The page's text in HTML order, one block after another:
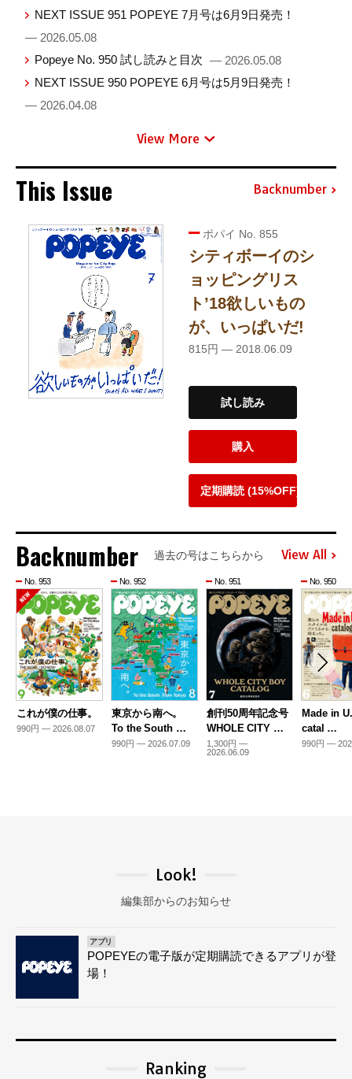
NEXT ISSUE 951 POPEYE 7月号は6月9日発売！
— 2026.05.08
Popeye No. 950 試し読みと目次 — 2026.05.08
NEXT ISSUE 950 POPEYE 6月号は5月9日発売！
— 2026.04.08
View More
This Issue Backnumber
ポパイ No. 855
シティボーイのシ
ョッピングリス
ト’18欲しいもの
が、いっぱいだ!
815円 — 2018.06.09
試し読み
購入
定期購読 (15%OFF)
Backnumber 過去の号はこちらから View All
No. 953
これが僕の仕事。
990円 — 2026.08.07
No. 952
東京から南へ。
To the South …
990円 — 2026.07.09
No. 951
創刊50周年記念号
WHOLE CITY …
1,300円 —
2026.06.09
No. 950
Made in
catal …
990円 —
Look!
編集部からのお知らせ
アプリ
POPEYEの電子版が定期購読できるアプリが登
場！
Ranking